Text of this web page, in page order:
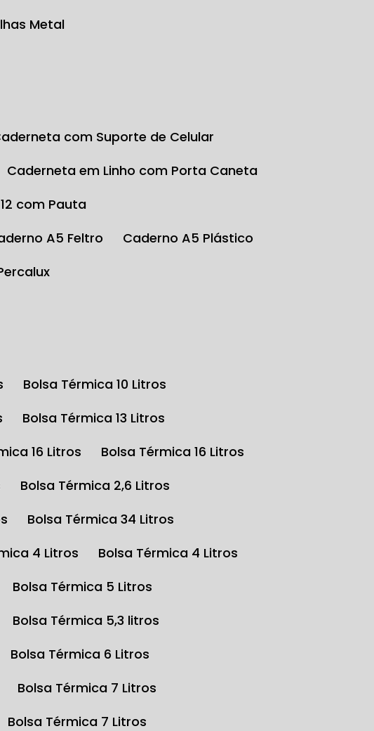
Metal
Caderneta com Suporte de Celular
Caderneta em Linho com Porta Caneta
com Pauta
A5 Feltro
Caderno A5 Plástico
Bolsa Térmica 10 Litros
Bolsa Térmica 13 Litros
16 Litros
Bolsa Térmica 16 Litros
Bolsa Térmica 2,6 Litros
Bolsa Térmica 34 Litros
4 Litros
Bolsa Térmica 4 Litros
Bolsa Térmica 5 Litros
Bolsa Térmica 5,3 litros
Bolsa Térmica 6 Litros
Bolsa Térmica 7 Litros
Bolsa Térmica 7 Litros